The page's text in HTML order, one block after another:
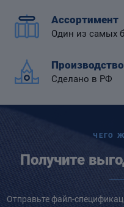
Ассортимент
Один из самых
Производство
Сделано в РФ
ЧЕГО
Получите
Отправьте файл-